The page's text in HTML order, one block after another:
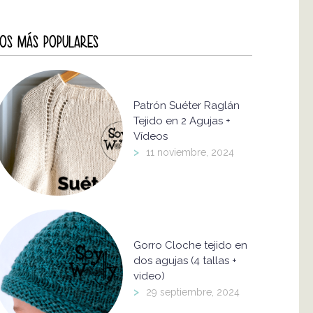
MÁS POPULARES
Patrón Suéter Raglán
Tejido en 2 Agujas +
Vídeos
> 11 noviembre, 2024
Gorro Cloche tejido en
dos agujas (4 tallas +
video)
> 29 septiembre, 2024